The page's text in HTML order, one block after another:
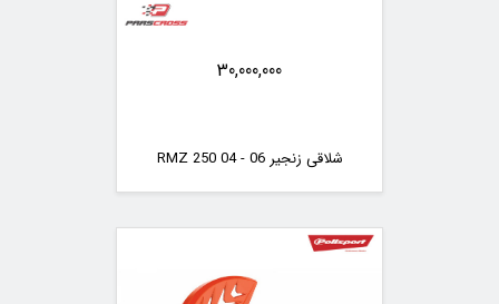
30,000,000
شلاقی زنجیر RMZ 250 04 - 06